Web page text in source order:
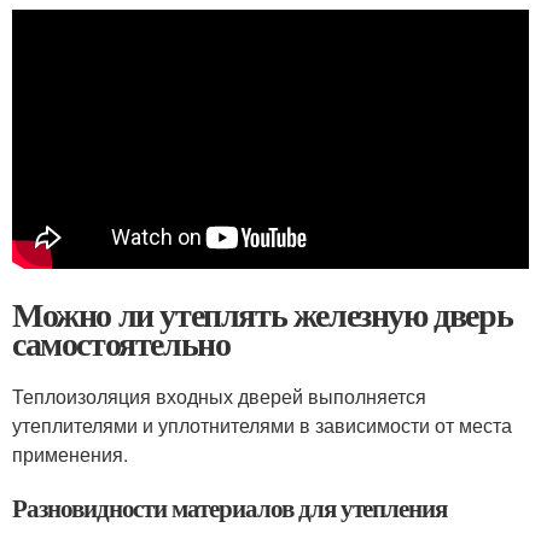
Можно ли утеплять железную дверь
самостоятельно
Теплоизоляция входных дверей выполняется
утеплителями и уплотнителями в зависимости от места
применения.
Разновидности материалов для утепления